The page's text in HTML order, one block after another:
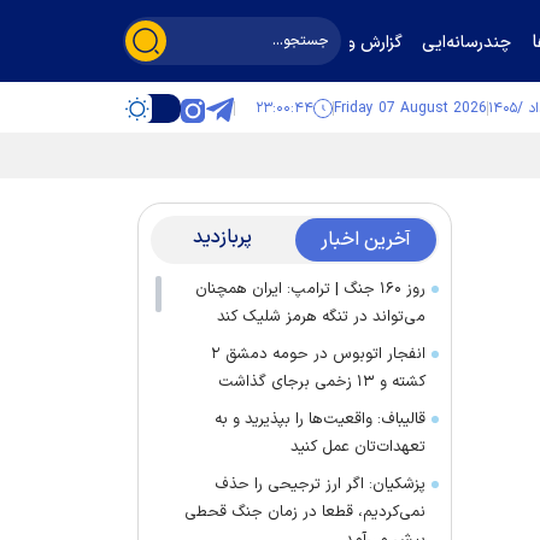
چندرسانه‌ایی گزارش و گفت‌وگو
Friday 07 August 2026 ۲۳:۰۰:۴۴
آخرین اخبار پربازدید
روز ۱۶۰ جنگ | ترامپ: ایران همچنان
می‌تواند در تنگه هرمز شلیک کند
انفجار اتوبوس در حومه دمشق ۲
کشته و ۱۳ زخمی برجای گذاشت
قالیباف: واقعیت‌ها را بپذیرید و به
تعهدات‌تان عمل کنید
پزشکیان: اگر ارز ترجیحی را حذف
نمی‌کردیم، قطعا در زمان جنگ قحطی